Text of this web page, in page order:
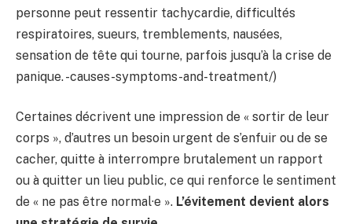
personne peut ressentir tachycardie, difficultés
respiratoires, sueurs, tremblements, nausées,
sensation de tête qui tourne, parfois jusqu’à la crise de
panique. -causes-symptoms-and-treatment/)
Certaines décrivent une impression de « sortir de leur
corps », d’autres un besoin urgent de s’enfuir ou de se
cacher, quitte à interrompre brutalement un rapport
ou à quitter un lieu public, ce qui renforce le sentiment
de « ne pas être normal·e ». L’évitement devient alors